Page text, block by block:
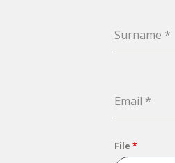
Surname *
Email *
File *